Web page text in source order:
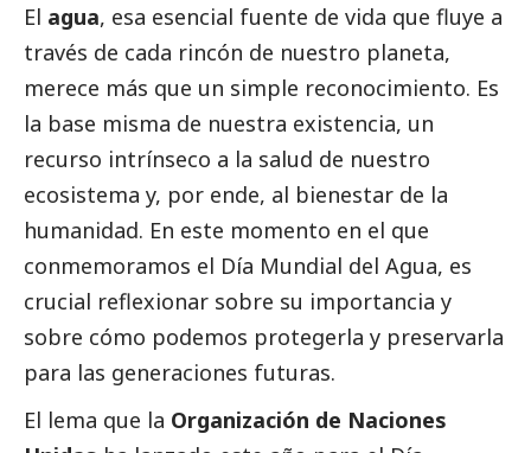
El agua, esa esencial fuente de vida que fluye a
través de cada rincón de nuestro planeta,
merece más que un simple reconocimiento. Es
la base misma de nuestra existencia, un
recurso intrínseco a la salud de nuestro
ecosistema y, por ende, al bienestar de la
humanidad. En este momento en el que
conmemoramos el Día Mundial del Agua, es
crucial reflexionar sobre su importancia y
sobre cómo podemos protegerla y preservarla
para las generaciones futuras.
El lema que la Organización de Naciones